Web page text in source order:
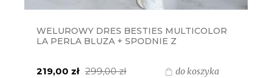
WELUROWY DRES BESTIES MULTICOLOR
LA PERLA BLUZA + SPODNIE Z
219,00 zł 299,00 zł do koszyka